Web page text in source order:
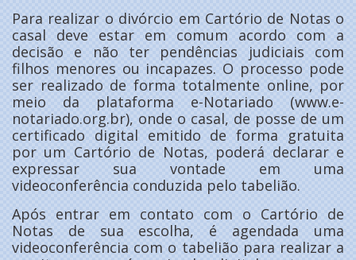
Para realizar o divórcio em Cartório de Notas o
casal deve estar em comum acordo com a
decisão e não ter pendências judiciais com
filhos menores ou incapazes. O processo pode
ser realizado de forma totalmente online, por
meio da plataforma e-Notariado (www.e-
notariado.org.br), onde o casal, de posse de um
certificado digital emitido de forma gratuita
por um Cartório de Notas, poderá declarar e
expressar sua vontade em uma
videoconferência conduzida pelo tabelião.
Após entrar em contato com o Cartório de
Notas de sua escolha, é agendada uma
videoconferência com o tabelião para realizar a